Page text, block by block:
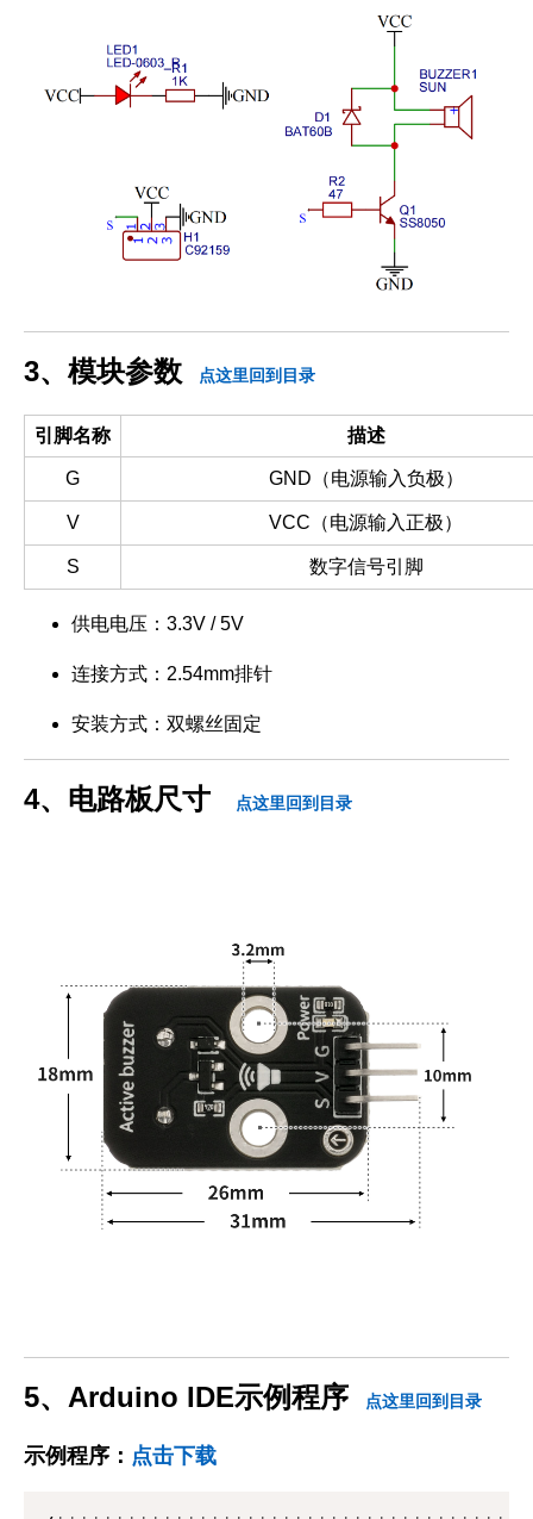
3、模块参数 点这里回到目录
引脚名称 描述
G GND（电源输入负极）
V VCC（电源输入正极）
S 数字信号引脚
供电电压：3.3V / 5V
连接方式：2.54mm排针
安装方式：双螺丝固定
4、电路板尺寸 点这里回到目录
5、Arduino IDE示例程序 点这里回到目录
示例程序： 点击下载